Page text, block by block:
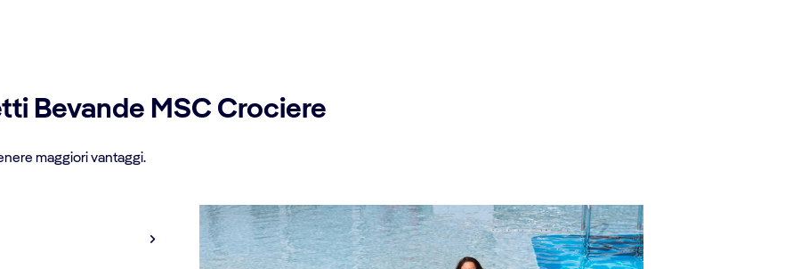
Bevande MSC Crociere
maggiori vantaggi.